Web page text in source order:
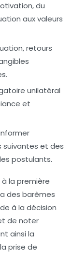
du
aux valeurs
retours
unilatéral
et
et des
postulants.
à la première
des barèmes
à la décision
de noter
ainsi la
prise de